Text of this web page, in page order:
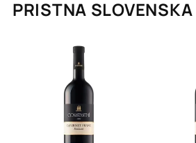
PRISTNA